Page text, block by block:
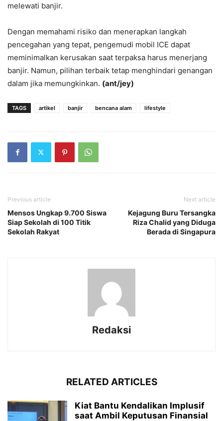
melewati banjir.
Dengan memahami risiko dan menerapkan langkah
pencegahan yang tepat, pengemudi mobil ICE dapat
meminimalkan kerusakan saat terpaksa harus menerjang
banjir. Namun, pilihan terbaik tetap menghindari genangan
dalam jika memungkinkan. (ant/jey)
TAGS artikel banjir bencana alam lifestyle
Previous article
Mensos Ungkap 9.700 Siswa
Siap Sekolah di 100 Titik
Sekolah Rakyat
Next article
Kejagung Buru Tersangka
Riza Chalid yang Diduga
Berada di Singapura
Redaksi
RELATED ARTICLES
Kiat Bantu Kendalikan Implusif
saat Ambil Keputusan Finansial